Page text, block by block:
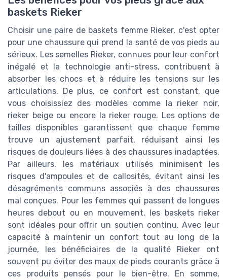
baskets Rieker
Choisir une paire de baskets femme Rieker, c'est opter
pour une chaussure qui prend la santé de vos pieds au
sérieux. Les semelles Rieker, connues pour leur confort
inégalé et la technologie anti-stress, contribuent à
absorber les chocs et à réduire les tensions sur les
articulations. De plus, ce confort est constant, que
vous choisissiez des modèles comme la rieker noir,
rieker beige ou encore la rieker rouge. Les options de
tailles disponibles garantissent que chaque femme
trouve un ajustement parfait, réduisant ainsi les
risques de douleurs liées à des chaussures inadaptées.
Par ailleurs, les matériaux utilisés minimisent les
risques d'ampoules et de callosités, évitant ainsi les
désagréments communs associés à des chaussures
mal conçues. Pour les femmes qui passent de longues
heures debout ou en mouvement, les baskets rieker
sont idéales pour offrir un soutien continu. Avec leur
capacité à maintenir un confort tout au long de la
journée, les bénéficiaires de la qualité Rieker ont
souvent pu éviter des maux de pieds courants grâce à
ces produits pensés pour le bien-être. En somme,